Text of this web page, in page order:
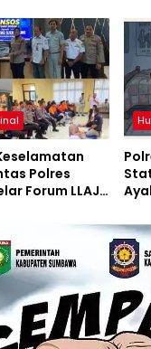
Polres
Forum LLAJ,